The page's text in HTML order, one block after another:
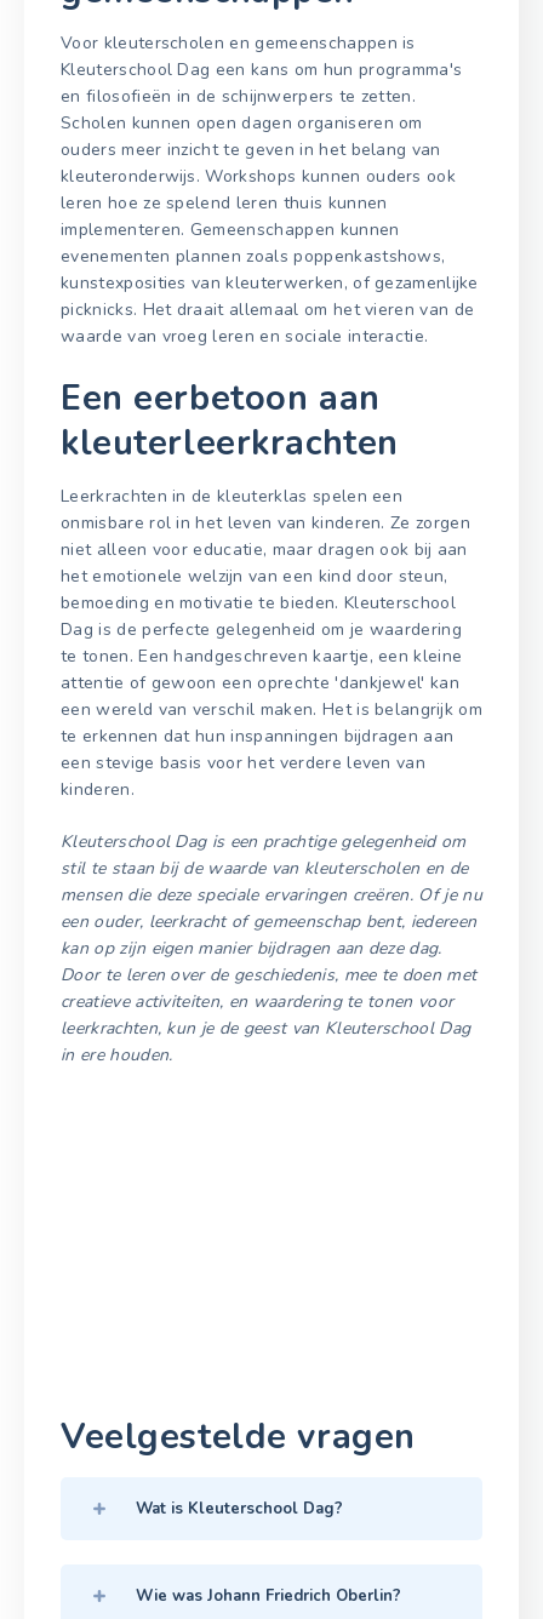
Voor kleuterscholen en gemeenschappen is
Kleuterschool Dag een kans om hun programma's
en filosofieën in de schijnwerpers te zetten.
Scholen kunnen open dagen organiseren om
ouders meer inzicht te geven in het belang van
kleuteronderwijs. Workshops kunnen ouders ook
leren hoe ze spelend leren thuis kunnen
implementeren. Gemeenschappen kunnen
evenementen plannen zoals poppenkastshows,
kunstexposities van kleuterwerken, of gezamenlijke
picknicks. Het draait allemaal om het vieren van de
waarde van vroeg leren en sociale interactie.
Een eerbetoon aan
kleuterleerkrachten
Leerkrachten in de kleuterklas spelen een
onmisbare rol in het leven van kinderen. Ze zorgen
niet alleen voor educatie, maar dragen ook bij aan
het emotionele welzijn van een kind door steun,
bemoeding en motivatie te bieden. Kleuterschool
Dag is de perfecte gelegenheid om je waardering
te tonen. Een handgeschreven kaartje, een kleine
attentie of gewoon een oprechte 'dankjewel' kan
een wereld van verschil maken. Het is belangrijk om
te erkennen dat hun inspanningen bijdragen aan
een stevige basis voor het verdere leven van
kinderen.
Kleuterschool Dag is een prachtige gelegenheid om
stil te staan bij de waarde van kleuterscholen en de
mensen die deze speciale ervaringen creëren. Of je nu
een ouder, leerkracht of gemeenschap bent, iedereen
kan op zijn eigen manier bijdragen aan deze dag.
Door te leren over de geschiedenis, mee te doen met
creatieve activiteiten, en waardering te tonen voor
leerkrachten, kun je de geest van Kleuterschool Dag
in ere houden.
Veelgestelde vragen
Wat is Kleuterschool Dag?
Wie was Johann Friedrich Oberlin?